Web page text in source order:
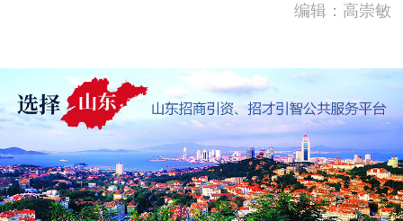
编辑：高崇敏